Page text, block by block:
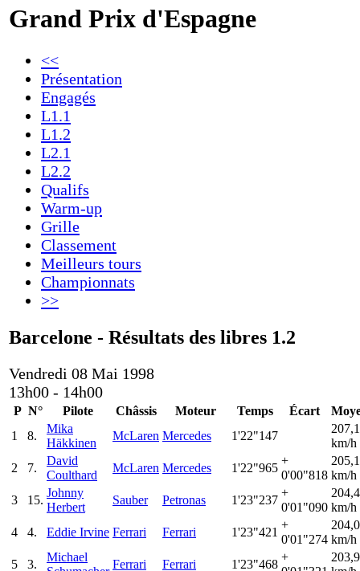
Grand Prix d'Espagne
<<
Présentation
Engagés
L1.1
L1.2
L2.1
L2.2
Qualifs
Warm-up
Grille
Classement
Meilleurs tours
Championnats
>>
Barcelone - Résultats des libres 1.2
Vendredi 08 Mai 1998
13h00 - 14h00
P N° Pilote Châssis Moteur Temps Écart
1
8.
Mika
Häkkinen
McLaren Mercedes 1'22"147
km/h
2
7.
David
Coulthard
McLaren Mercedes 1'22"965
+
0'00"818 km/h
3
15.
Johnny
Herbert
Sauber Petronas 1'23"237
+
0'01"090 km/h
4
4. Eddie Irvine Ferrari Ferrari 1'23"421
+
0'01"274 km/h
5
3.
Michael
Ferrari Ferrari 1'23"468
+